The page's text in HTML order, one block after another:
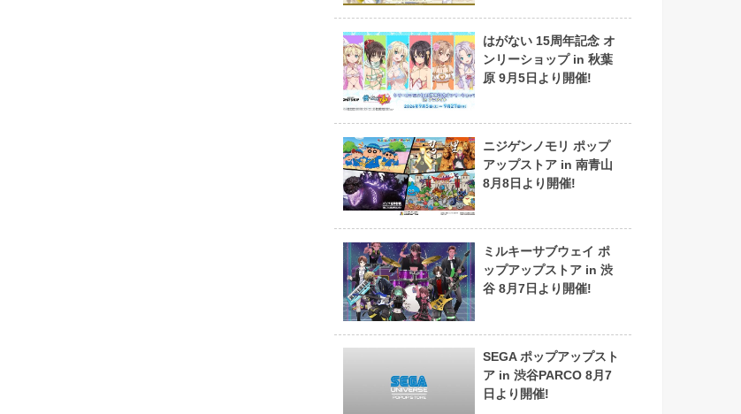
はがない 15周年記念 オ
ンリーショップ in 秋葉
原 9月5日より開催!
ニジゲンノモリ ポップ
アップストア in 南青山
8月8日より開催!
ミルキーサブウェイ ポ
ップアップストア in 渋
谷 8月7日より開催!
SEGA ポップアップスト
ア in 渋谷PARCO 8月7
日より開催!